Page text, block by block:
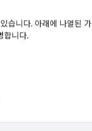
습니다. 아래에 나열된 가
합니다.